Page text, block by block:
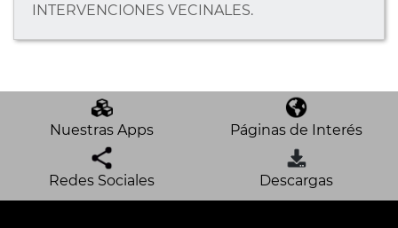
INTERVENCIONES VECINALES.
Nuestras Apps Páginas de Interés
Redes Sociales Descargas